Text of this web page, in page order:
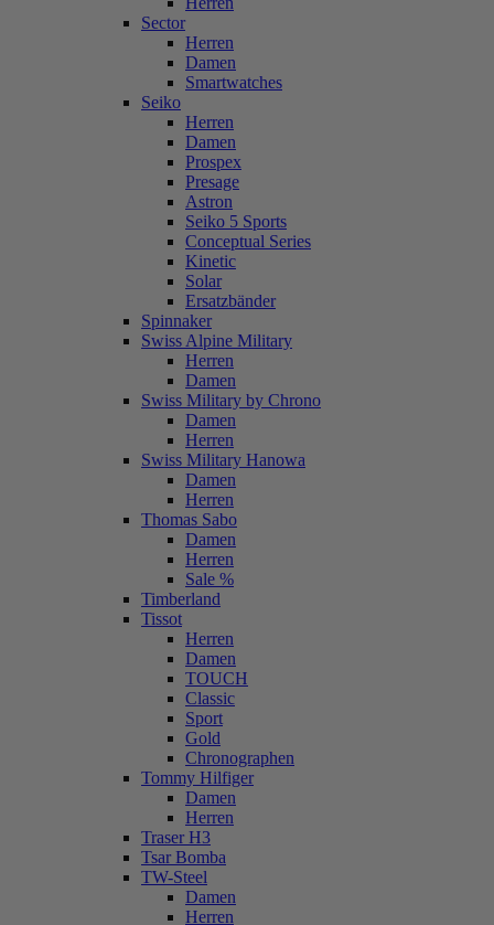
Sector
Herren
Damen
Smartwatches
Seiko
Herren
Damen
Prospex
Presage
Astron
Seiko 5 Sports
Conceptual Series
Kinetic
Solar
Ersatzbänder
Spinnaker
Swiss Alpine Military
Herren
Damen
Swiss Military by Chrono
Damen
Herren
Swiss Military Hanowa
Damen
Herren
Thomas Sabo
Damen
Herren
Sale %
Timberland
Tissot
Herren
Damen
TOUCH
Classic
Sport
Gold
Chronographen
Tommy Hilfiger
Damen
Herren
Traser H3
Tsar Bomba
TW-Steel
Damen
Herren